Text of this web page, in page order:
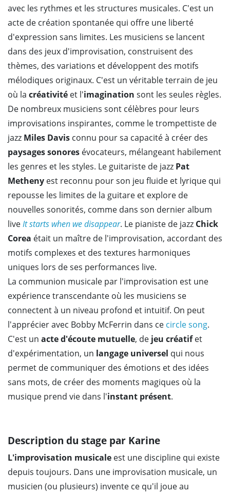
avec les rythmes et les structures musicales. C'est un
acte de création spontanée qui offre une liberté
d'expression sans limites. Les musiciens se lancent
dans des jeux d'improvisation, construisent des
thèmes, des variations et développent des motifs
mélodiques originaux. C'est un véritable terrain de jeu
où la créativité et l'imagination sont les seules règles.
De nombreux musiciens sont célèbres pour leurs
improvisations inspirantes, comme le trompettiste de
jazz Miles Davis connu pour sa capacité à créer des
paysages sonores évocateurs, mélangeant habilement
les genres et les styles. Le guitariste de jazz Pat
Metheny est reconnu pour son jeu fluide et lyrique qui
repousse les limites de la guitare et explore de
nouvelles sonorités, comme dans son dernier album
liveIt starts when we disappear. Le pianiste de jazz Chick
Corea était un maître de l'improvisation, accordant des
motifs complexes et des textures harmoniques
uniques lors de ses performances live.
La communion musicale par l'improvisation est une
expérience transcendante où les musiciens se
connectent à un niveau profond et intuitif. On peut
l'apprécier avec Bobby McFerrin dans ce circle song.
C'est un acte d'écoute mutuelle, de jeu créatifet
d'expérimentation, un langage universel qui nous
permet de communiquer des émotions et des idées
sans mots, de créer des moments magiques où la
musique prend vie dans l'instant présent.
Description du stage par Karine
L'improvisation musicale est une discipline qui existe
depuis toujours. Dans une improvisation musicale, un
musicien (ou plusieurs) invente ce qu'il joue au